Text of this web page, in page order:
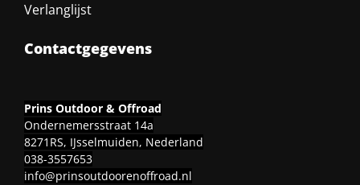
Verlanglijst
Contactgegevens
Prins Outdoor & Offroad
Ondernemersstraat 14a
8271RS, IJsselmuiden, Nederland
038-3557653
info@prinsoutdoorenoffroad.nl